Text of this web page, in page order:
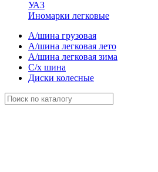
УАЗ
Иномарки легковые
А/шина грузовая
А/шина легковая лето
А/шина легковая зима
С/х шина
Диски колесные